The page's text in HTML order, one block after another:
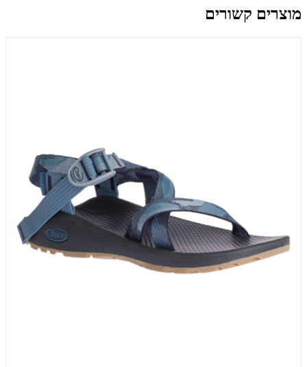
מוצרים קשורים